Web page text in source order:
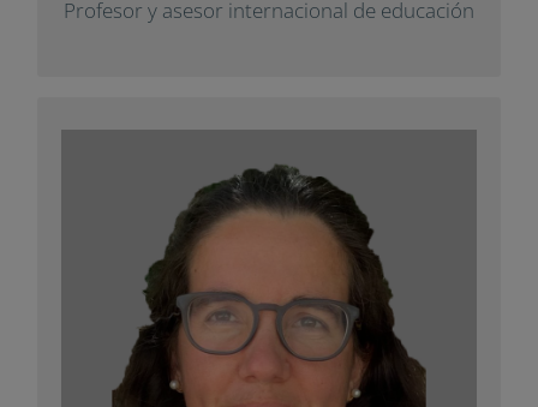
educación
Clara Blanch
Docente de matemáticas en secundaria y
bachillerato Internacional. Actualmente, es
doctoranda de Educación en Ingeniería,
Ciencias y Tecnología por la UPC.